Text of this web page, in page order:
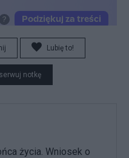
Lubię to!
notkę
życia. Wniosek o